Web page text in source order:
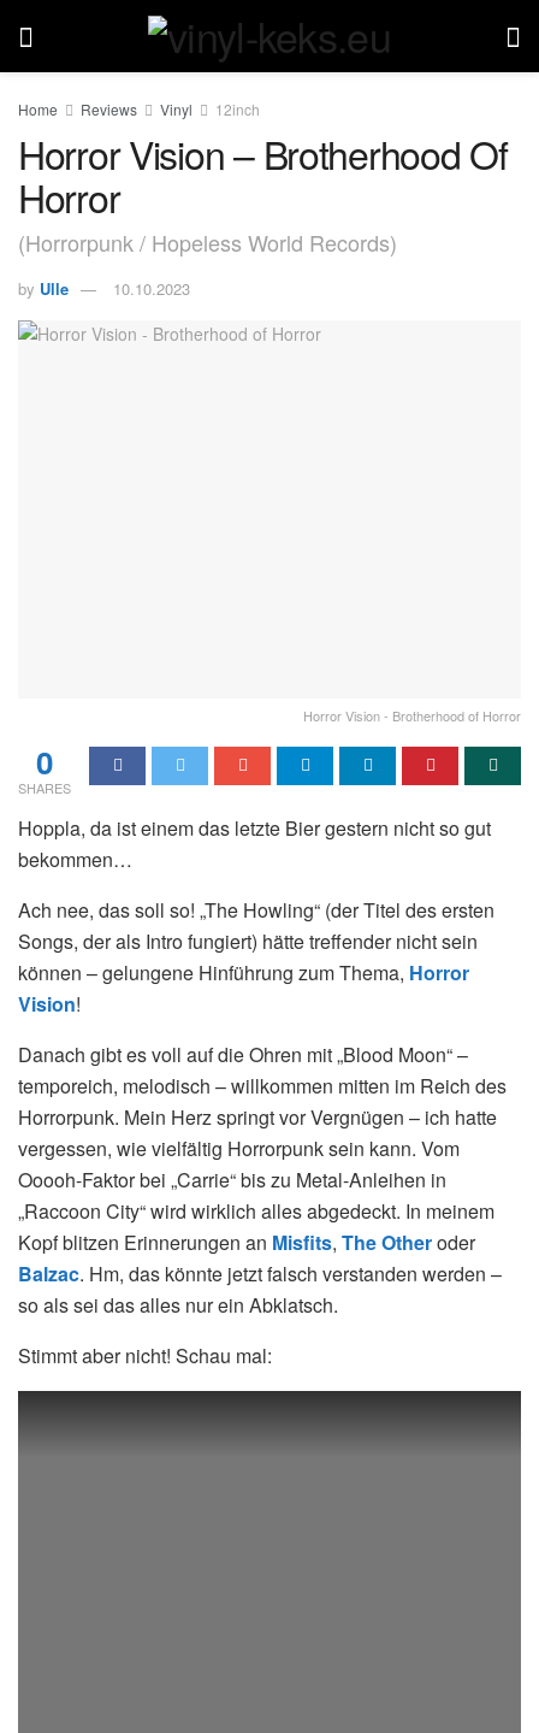
Home Reviews Vinyl 12inch
Horror Vision – Brotherhood Of
Horror
(Horrorpunk / Hopeless World Records)
by Ulle 10.10.2023
Horror Vision - Brotherhood of Horror
0
SHARES
Hoppla, da ist einem das letzte Bier gestern nicht so gut
bekommen…
Ach nee, das soll so! „The Howling“ (der Titel des ersten
Songs, der als Intro fungiert) hätte treffender nicht sein
können – gelungene Hinführung zum Thema, Horror
Vision!
Danach gibt es voll auf die Ohren mit „Blood Moon“ –
temporeich, melodisch – willkommen mitten im Reich des
Horrorpunk. Mein Herz springt vor Vergnügen – ich hatte
vergessen, wie vielfältig Horrorpunk sein kann. Vom
Ooooh-Faktor bei „Carrie“ bis zu Metal-Anleihen in
„Raccoon City“ wird wirklich alles abgedeckt. In meinem
Kopf blitzen Erinnerungen an Misfits, The Otheroder
Balzac. Hm, das könnte jetzt falsch verstanden werden –
so als sei das alles nur ein Abklatsch.
Stimmt aber nicht! Schau mal: